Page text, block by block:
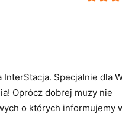
InterStacja. Specjalnie dla
Oprócz dobrej muzy nie
o których informujemy